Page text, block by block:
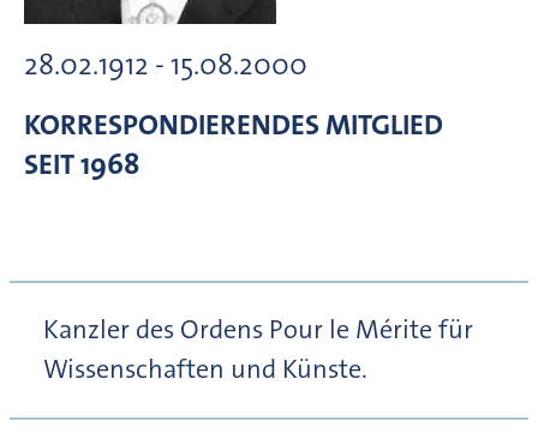
28.02.1912 - 15.08.2000
KORRESPONDIERENDES MITGLIED
SEIT 1968
Kanzler des Ordens Pour le Mérite für
Wissenschaften und Künste.